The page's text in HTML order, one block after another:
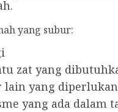
yang subur:
zat yang
yang
yang ada dalam